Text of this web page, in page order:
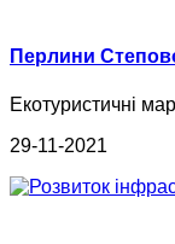
Перлини
Екотуристичні
29-11-2021